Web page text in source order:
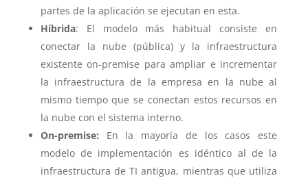
partes de la aplicación se ejecutan en esta.
Híbrida: El modelo más habitual consiste en
conectar la nube (pública) y la infraestructura
existente on-premise para ampliar e incrementar
la infraestructura de la empresa en la nube al
mismo tiempo que se conectan estos recursos en
la nube con el sistema interno.
On-premise: En la mayoría de los casos este
modelo de implementación es idéntico al de la
infraestructura de TI antigua, mientras que utiliza